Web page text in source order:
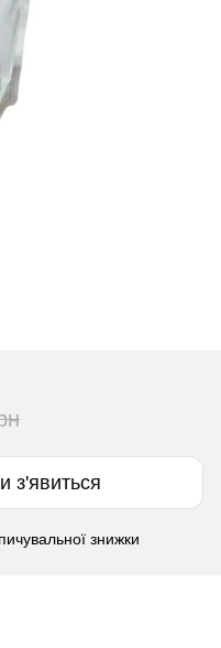
з'явиться
знижки